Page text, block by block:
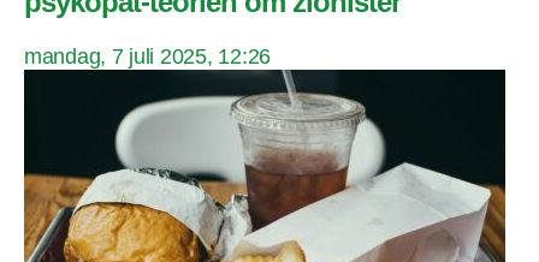
mandag, 7 juli 2025, 12:26